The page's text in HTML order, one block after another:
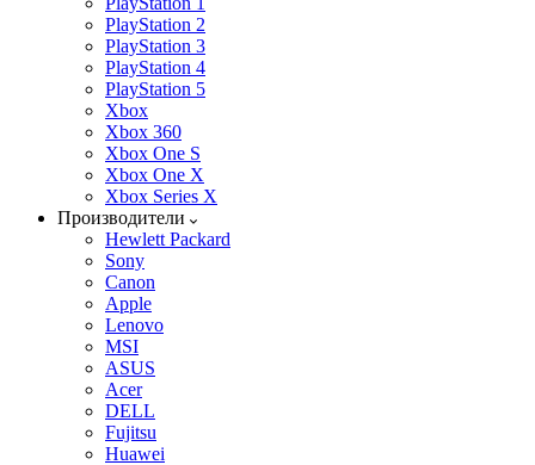
PlayStation 2
PlayStation 3
PlayStation 4
PlayStation 5
Xbox
Xbox 360
Xbox One S
Xbox One X
Xbox Series X
Производители
Hewlett Packard
Sony
Canon
Apple
Lenovo
MSI
ASUS
Acer
DELL
Fujitsu
Huawei